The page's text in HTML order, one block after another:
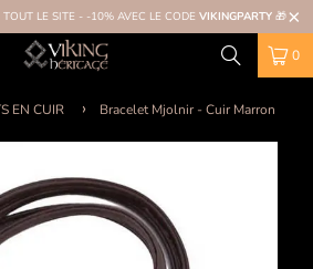
TOUT LE SITE - -10% AVEC LE CODE VIKINGPARTY 🎁
0
EN CUIR Bracelet Mjolnir - Cuir Marron